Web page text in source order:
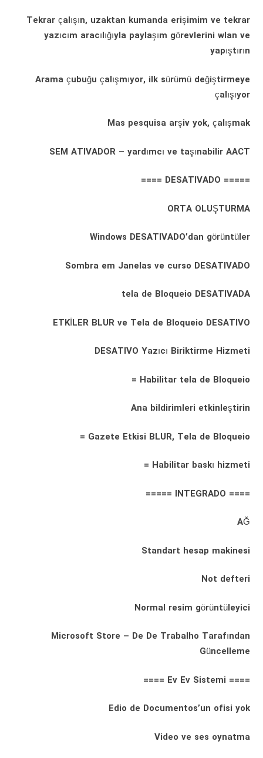
Tekrar çalışın, uzaktan kumanda erişimim ve tekrar
yazıcım aracılığıyla paylaşım görevlerini wlan ve
yapıştırın
Arama çubuğu çalışmıyor, ilk sürümü değiştirmeye
çalışıyor
Mas pesquisa arşiv yok, çalışmak
SEM ATIVADOR – yardımcı ve taşınabilir AACT
===== DESATIVADO ====
ORTA OLUŞTURMA
Windows DESATIVADO’dan görüntüler
Sombra em Janelas ve curso DESATIVADO
tela de Bloqueio DESATIVADA
ETKİLER BLUR ve Tela de Bloqueio DESATIVO
DESATIVO Yazıcı Biriktirme Hizmeti
Habilitar tela de Bloqueio =
Ana bildirimleri etkinleştirin
Gazete Etkisi BLUR, Tela de Bloqueio =
Habilitar baskı hizmeti =
==== INTEGRADO =====
AĞ
Standart hesap makinesi
Not defteri
Normal resim görüntüleyici
Microsoft Store – De De Trabalho Tarafından
Güncelleme
==== Ev Ev Sistemi ====
Edio de Documentos’un ofisi yok
Video ve ses oynatma